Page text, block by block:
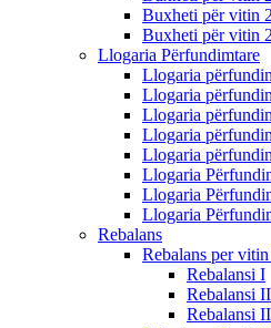
Buxheti për vitin
Buxheti për vitin
Llogaria Përfundimtare
Llogaria
Llogaria
Llogaria
Llogaria
Llogaria
Llogaria
Llogaria
Llogaria
Rebalans
Rebalans per
Rebalansi I
Rebalansi II
Rebalansi